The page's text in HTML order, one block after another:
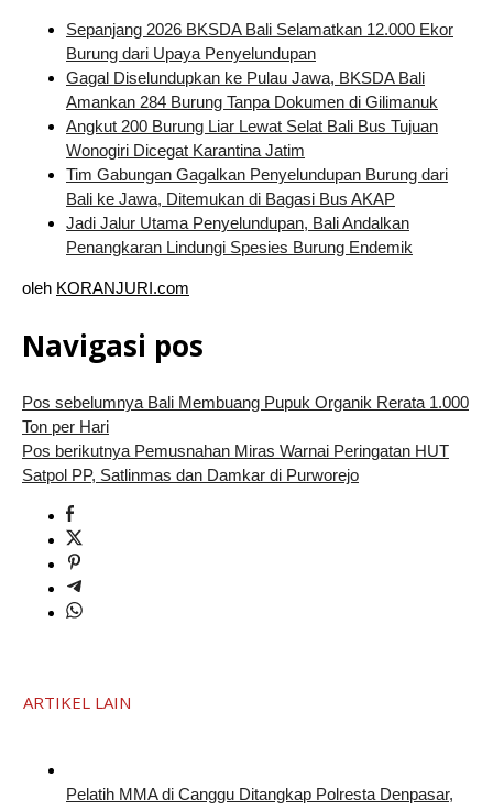
Sepanjang 2026 BKSDA Bali Selamatkan 12.000 Ekor
Burung dari Upaya Penyelundupan
Gagal Diselundupkan ke Pulau Jawa, BKSDA Bali
Amankan 284 Burung Tanpa Dokumen di Gilimanuk
Angkut 200 Burung Liar Lewat Selat Bali Bus Tujuan
Wonogiri Dicegat Karantina Jatim
Tim Gabungan Gagalkan Penyelundupan Burung dari
Bali ke Jawa, Ditemukan di Bagasi Bus AKAP
Jadi Jalur Utama Penyelundupan, Bali Andalkan
Penangkaran Lindungi Spesies Burung Endemik
oleh KORANJURI.com
Navigasi pos
Pos sebelumnyaBali Membuang Pupuk Organik Rerata 1.000
Ton per Hari
Pos berikutnyaPemusnahan Miras Warnai Peringatan HUT
Satpol PP, Satlinmas dan Damkar di Purworejo
ARTIKEL LAIN
Pelatih MMA di Canggu Ditangkap Polresta Denpasar,